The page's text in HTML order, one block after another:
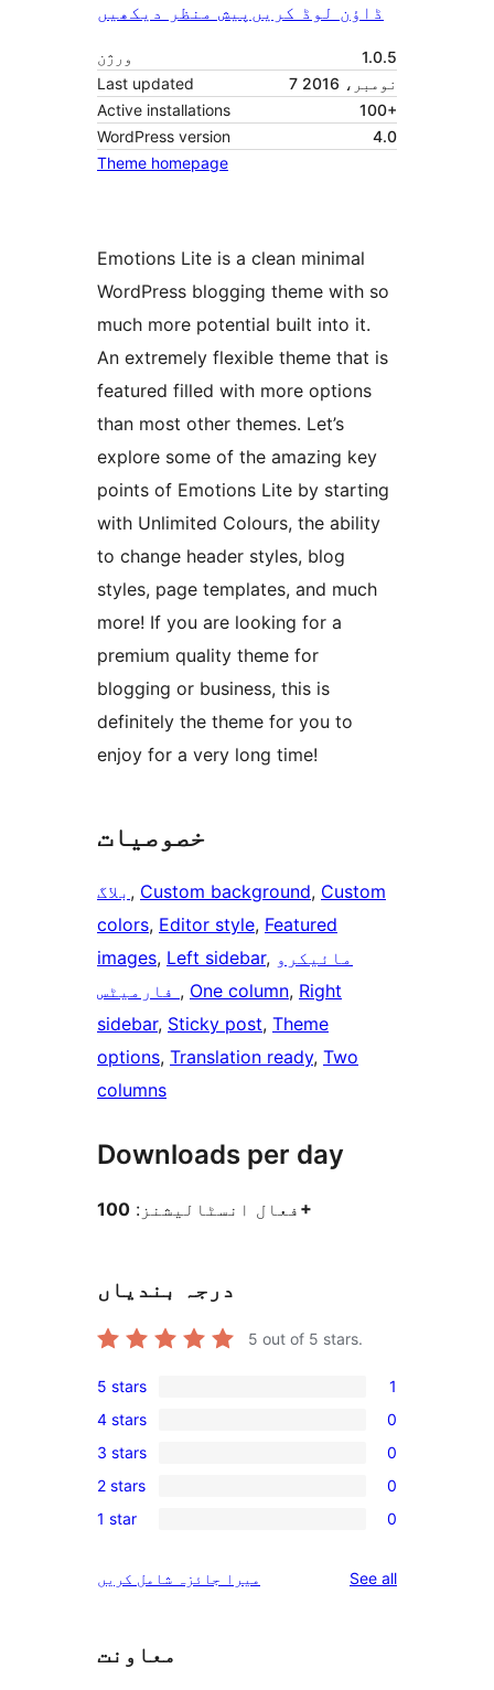
پیش منظر دیکھیں ڈاؤن لوڈ کریں
ورژن
1.0.5
Last updated
7 نومبر، 2016
Active installations
100+
WordPress version
4.0
Theme homepage
Emotions Lite is a clean minimal
WordPress blogging theme with so
much more potential built into it.
An extremely flexible theme that is
featured filled with more options
than most other themes. Let’s
explore some of the amazing key
points of Emotions Lite by starting
with Unlimited Colours, the ability
to change header styles, blog
styles, page templates, and much
more! If you are looking for a
premium quality theme for
blogging or business, this is
definitely the theme for you to
enjoy for a very long time!
خصوصیات
بلاگ , Custom background, Custom
colors, Editor style, Featured
images, Left sidebar, مائیکرو
, One column, Right
sidebar, Sticky post, Theme
options, Translation ready, Two
columns
Downloads per day
فعال انسٹالیشنز: 100+
درجہ بندیاں
5 out of 5 stars.
1
5-
star
review
5 stars 1
0
4-
star
reviews
4 stars 0
0
3-
star
3 stars 0
0
2-
reviews
2 stars 0
0
star
1 star 0
میرا جائزہ شامل کریں See allreviews
معاونت